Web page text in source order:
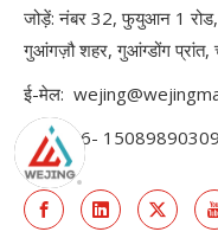
जोड़ें: नंबर 32, फुयुआन 1 रोड,
गुआंगज़ौ शहर, गुआंग्डोंग प्रांत,
ई-मेल:
फ़ोन: +86- 15089890309